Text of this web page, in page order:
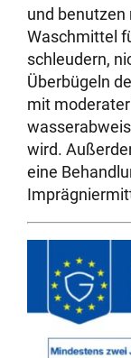
und
Waschmittel
schleudern,
Überbügeln
mit
wird.
eine